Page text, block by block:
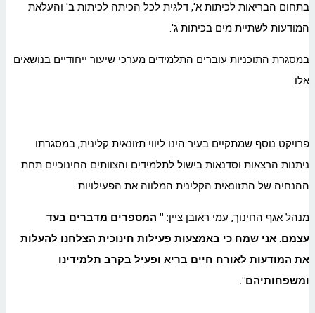
בתחום הבריאות לכיתות א', דלגית לכל הכיתה לכיתות ב' והעלאת
המודעות לשתיית מים בכיתות ג'.
במסגרת התוכניות עוברים התלמידים מערכי שיעור ייחודיים בנושאים
אלו.
פרויקט נוסף שמתקיים בעיר הינו ליווי תזונאית קלינית, במסגרתו
ניתנות הרצאות וסדנאות בישול לתלמידים והצוותים החינוכיים תחת
ההנחיה של התזונאית הקלינית המלווה את הפעילויות.
מנהל אגף החינוך, עמי ראובן ציין: " המספרים מדברים בעד
עצמם. אני שמח כי באמצעות פעילות חינוכית הצלחנו להעלות
את המודעות לאורח חיים בריא ופעיל בקרב תלמידינו
ומשפחותיהם".